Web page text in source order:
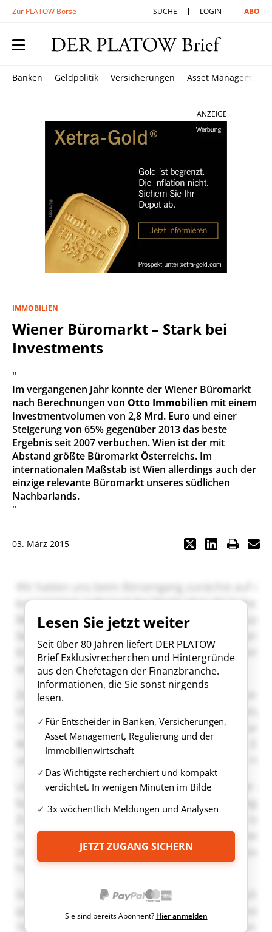
Zur PLATOW Börse SUCHE LOGIN ABO
Banken Geldpolitik Versicherungen Asset Management
ANZEIGE
IMMOBILIEN
Wiener Büromarkt – Stark bei
Investments
"
Im vergangenen Jahr konnte der Wiener Büromarkt
nach Berechnungen von Otto Immobilien mit einem
Investmentvolumen von 2,8 Mrd. Euro und einer
Steigerung von 65% gegenüber 2013 das beste
Ergebnis seit 2007 verbuchen. Wien ist der mit
Abstand größte Büromarkt Österreichs. Im
internationalen Maßstab ist Wien allerdings auch der
einzige relevante Büromarkt unseres südlichen
Nachbarlands.
"
03. März 2015
Lesen Sie jetzt weiter
Seit über 80 Jahren liefert DER PLATOW
Brief Exklusivrecherchen und Hintergründe
aus den Chefetagen der Finanzbranche.
Informationen, die Sie sonst nirgends
lesen.
Für Entscheider in Banken, Versicherungen,
Asset Management, Regulierung und der
Immobilienwirtschaft
Das Wichtigste recherchiert und kompakt
verdichtet. In wenigen Minuten im Bilde
3x wöchentlich Meldungen und Analysen
JETZT ZUGANG SICHERN
Sie sind bereits Abonnent? Hier anmelden